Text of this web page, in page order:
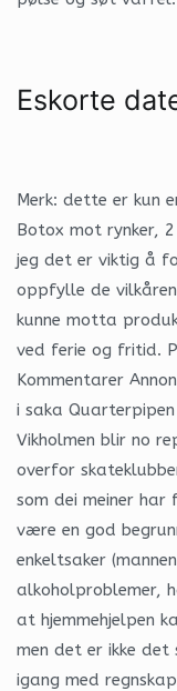
Eskorte
Merk: dette er kun
Botox mot rynker,
jeg det er viktig å
oppfylle de
kunne motta
ved ferie og fritid.
Kommentarer
i saka
Vikholmen blir no
overfor
som dei meiner
være en god
enkeltsaker
alkoholproblemer,
at hjemmehjelpen
men det er ikke det
igang med